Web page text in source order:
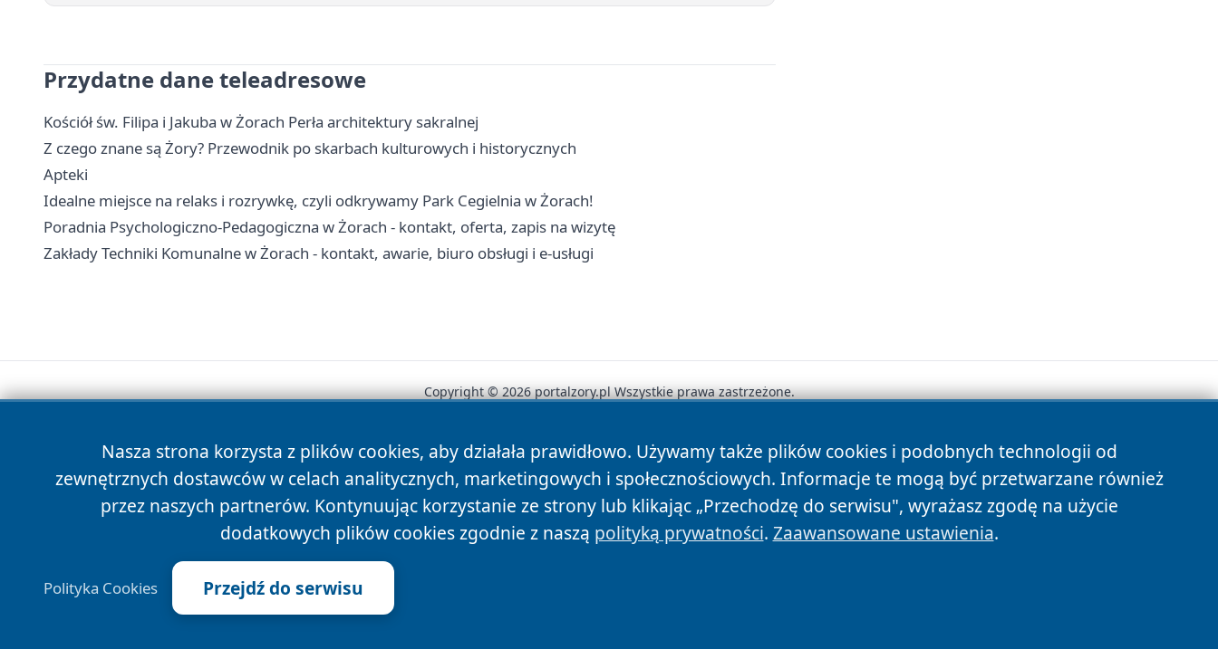
Przydatne dane teleadresowe
Kościół św. Filipa i Jakuba w Żorach Perła architektury sakralnej
Z czego znane są Żory? Przewodnik po skarbach kulturowych i historycznych
Apteki
Idealne miejsce na relaks i rozrywkę, czyli odkrywamy Park Cegielnia w Żorach!
Poradnia Psychologiczno-Pedagogiczna w Żorach - kontakt, oferta, zapis na wizytę
Zakłady Techniki Komunalne w Żorach - kontakt, awarie, biuro obsługi i e-usługi
Nasza strona korzysta z plików cookies, aby działała prawidłowo. Używamy także plików cookies i podobnych technologii od
zewnętrznych dostawców w celach analitycznych, marketingowych i społecznościowych. Informacje te mogą być przetwarzane również
przez naszych partnerów. Kontynuując korzystanie ze strony lub klikając „Przechodzę do serwisu", wyrażasz zgodę na użycie
dodatkowych plików cookies zgodnie z naszą polityką prywatności. Zaawansowane ustawienia.
Polityka Cookies Przejdź do serwisu
Copyright © 2026 portalzory.pl Wszystkie prawa zastrzeżone.
News Autorzy Polityka Prywatności Polityka Cookies